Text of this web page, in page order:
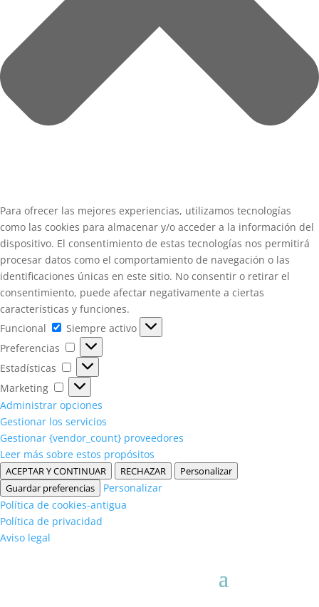
Para ofrecer las mejores experiencias, utilizamos tecnologías
como las cookies para almacenar y/o acceder a la información del
dispositivo. El consentimiento de estas tecnologías nos permitirá
procesar datos como el comportamiento de navegación o las
identificaciones únicas en este sitio. No consentir o retirar el
consentimiento, puede afectar negativamente a ciertas
características y funciones.
Funcional
Funcional
Siempre activo
Preferencias
Preferencias
Estadísticas
Estadísticas
Marketing
Marketing
Administrar opciones
Gestionar los servicios
Gestionar {vendor_count} proveedores
Leer más sobre estos propósitos
ACEPTAR Y CONTINUAR RECHAZAR
Personalizar
Guardar preferencias
Personalizar
Política de cookies-antigua
Política de privacidad
Aviso legal